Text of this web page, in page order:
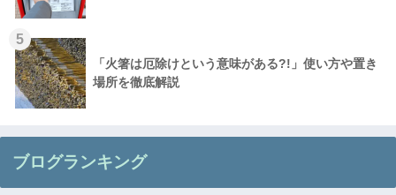
5
「火箸は厄除けという意味がある?!」使い方や置き
場所を徹底解説
ブログランキング